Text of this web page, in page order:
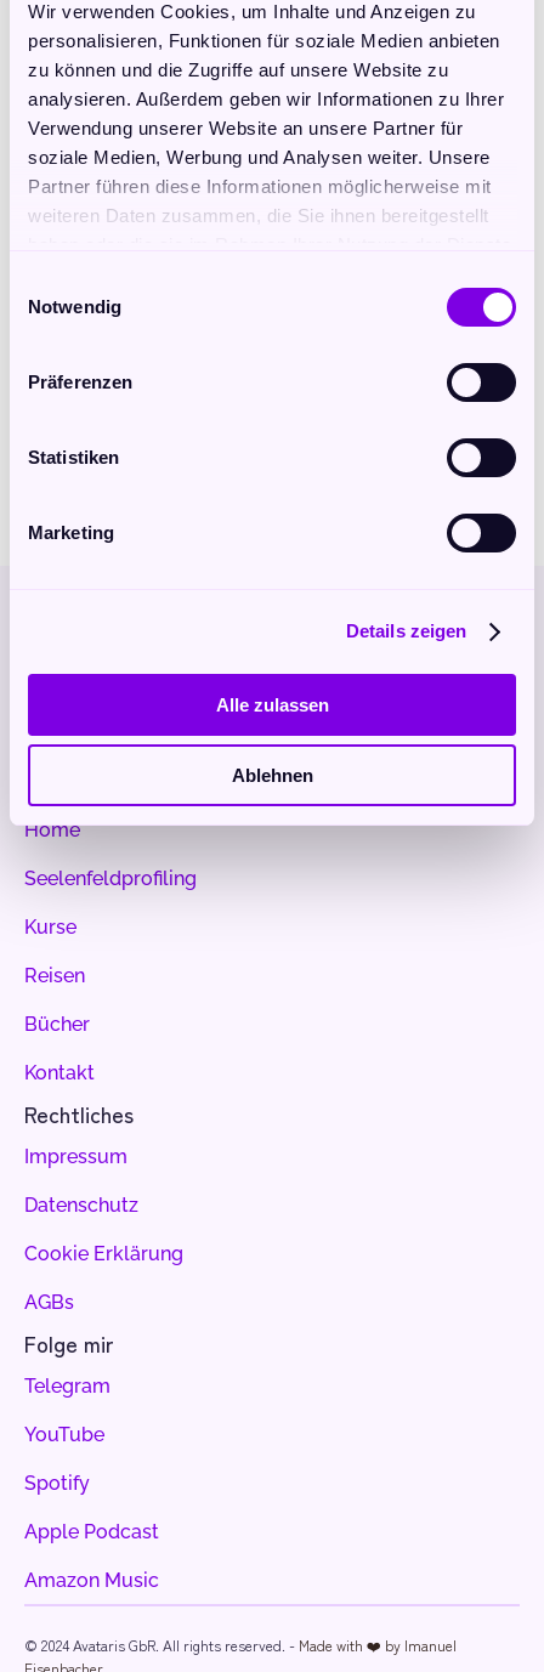
Wir verwenden Cookies, um Inhalte und Anzeigen zu
personalisieren, Funktionen für soziale Medien anbieten
zu können und die Zugriffe auf unsere Website zu
analysieren. Außerdem geben wir Informationen zu Ihrer
Verwendung unserer Website an unsere Partner für
soziale Medien, Werbung und Analysen weiter. Unsere
Partner führen diese Informationen möglicherweise mit
weiteren Daten zusammen, die Sie ihnen bereitgestellt
Notwendig
Präferenzen
Statistiken
Marketing
Details zeigen
Alle zulassen
Ablehnen
dass du schon viele Ausbildungen gemacht hast,
aber einfach nicht in den Erfolg kommst
dass du an deinen Fähigkeiten zweifelst, Angst vor
dem Scheitern und Versagen hast?
Dieses Webinar wird dich deinem Seelenauftrag
deutlich näher bringen. Es ist aufgeteilt in einen
theoretischen und praktischen Teil, sowie eine
Wo: Nach der Zahlung des Betrages erhältst du den
Avataris
Home
Seelenfeldprofiling
Kurse
Reisen
Bücher
Kontakt
Rechtliches
Impressum
Datenschutz
Cookie Erklärung
AGBs
Folge mir
Telegram
YouTube
Spotify
Apple Podcast
Amazon Music
© 2024 Avataris GbR. All rights reserved. - Made with ❤️ by Imanuel
Eisenbacher.